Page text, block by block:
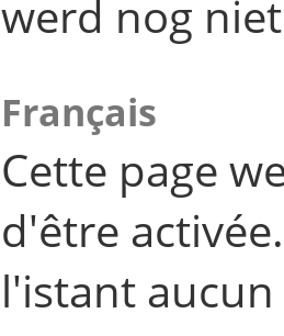
werd nog
Français
Cette page
d'être
l'istant